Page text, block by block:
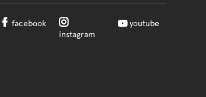
facebook
instagram
youtube